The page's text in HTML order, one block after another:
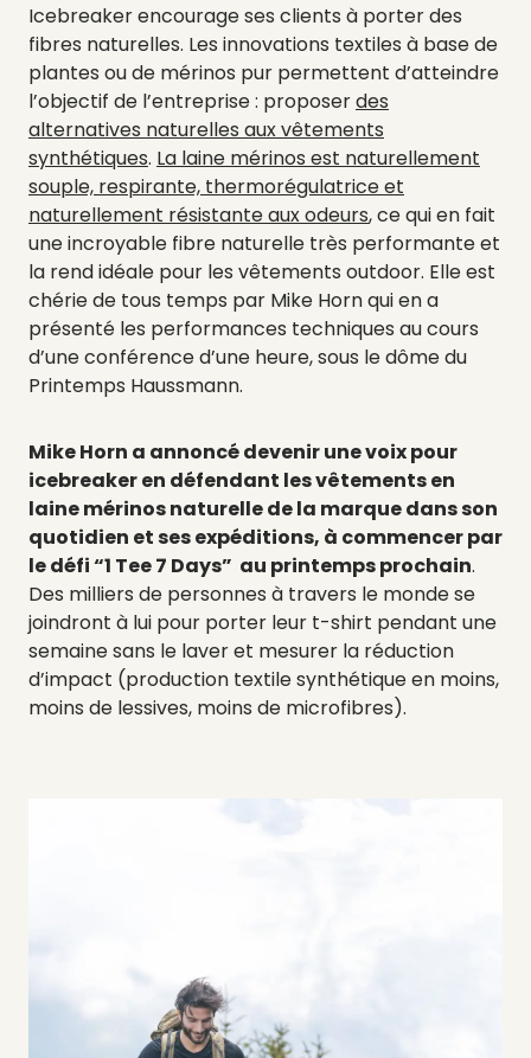
Icebreaker encourage ses clients à porter des
fibres naturelles. Les innovations textiles à base de
plantes ou de mérinos pur permettent d’atteindre
l’objectif de l’entreprise : proposerdes
alternatives naturelles aux vêtements
synthétiques. La laine mérinos est naturellement
souple, respirante, thermorégulatrice et
naturellement résistante aux odeurs, ce qui en fait
une incroyable fibre naturelle très performante et
la rend idéale pour les vêtements outdoor. Elle est
chérie de tous temps par Mike Horn qui en a
présenté les performances techniques au cours
d’une conférence d’une heure, sous le dôme du
Printemps Haussmann.
Mike Horn a annoncé devenir une voix pour
icebreaker en défendant les vêtements en
laine mérinos naturelle de la marque dans son
quotidien et ses expéditions, à commencer par
le défi “1 Tee 7 Days” au printemps prochain.
Des milliers de personnes à travers le monde se
joindront à lui pour porter leur t-shirt pendant une
semaine sans le laver et mesurer la réduction
d’impact (production textile synthétique en moins,
moins de lessives, moins de microfibres).